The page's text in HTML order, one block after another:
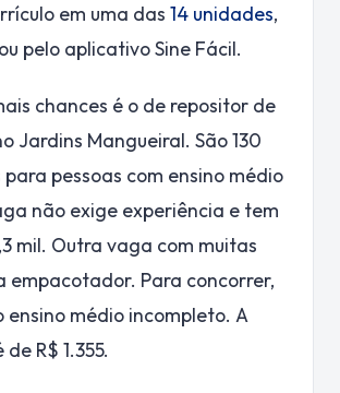
em uma das 14 unidades,
pelo aplicativo Sine Fácil.
chances é o de repositor de
Jardins Mangueiral. São 130
pessoas com ensino médio
não exige experiência e tem
mil. Outra vaga com muitas
empacotador. Para concorrer,
médio incompleto. A
R$ 1.355.